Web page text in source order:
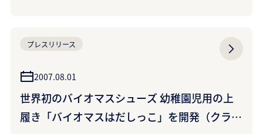
プレスリリース
2007.08.01
世界初のバイオマスシューズ 幼稚園児用の上
履き「バイオマスはだしっこ」を開発（クラレ